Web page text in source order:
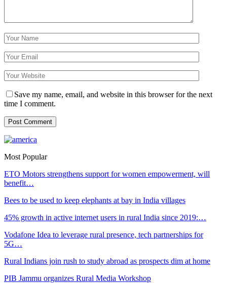
Save my name, email, and website in this browser for the next
time I comment.
Most Popular
ETO Motors strengthens support for women empowerment, will
benefit…
Bees to be used to keep elephants at bay in India villages
45% growth in active internet users in rural India since 2019:…
Vodafone Idea to leverage rural presence, tech partnerships for
5G…
Rural Indians join rush to study abroad as prospects dim at home
PIB Jammu organizes Rural Media Workshop